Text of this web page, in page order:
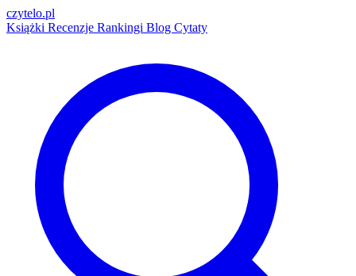
czytelo.pl
Książki Recenzje Rankingi Blog Cytaty